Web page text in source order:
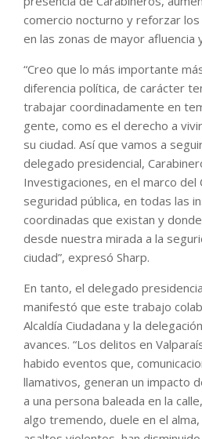
comercio nocturno y reforzar
en las zonas de mayor afluencia
“Creo que lo más importante
diferencia política, de carácter
trabajar coordinadamente en
gente, como es el derecho a
su ciudad. Así que vamos a
delegado presidencial,
Investigaciones, en el marco del
seguridad pública, en todas las
coordinadas que existan y
desde nuestra mirada a la
ciudad”, expresó Sharp.
En tanto, el delegado
manifestó que este trabajo
Alcaldía Ciudadana y la
avances. “Los delitos en
habido eventos que,
llamativos, generan un impacto
a una persona baleada en la
algo tremendo, duele en el